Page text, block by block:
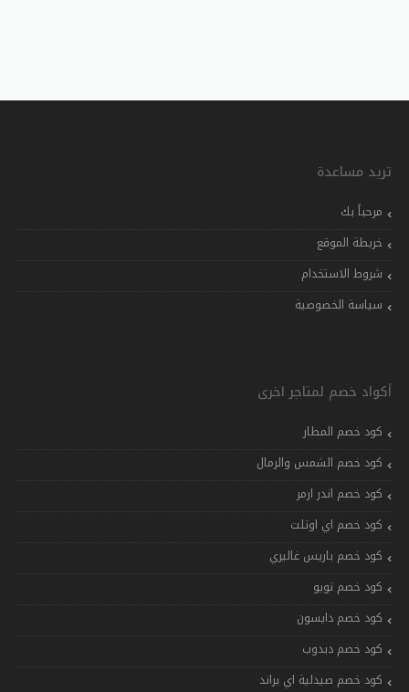
تريد مساعدة
مرحباً بك
خريطة الموقع
شروط الاستخدام
سياسة الخصوصية
أكواد خصم لمتاجر اخرى
كود خصم المطار
كود خصم الشمس والرمال
كود خصم اندر ارمر
كود خصم اي اوتلت
كود خصم باريس غاليري
كود خصم تويو
كود خصم دايسون
كود خصم دبدوب
كود خصم صيدلية اي براند